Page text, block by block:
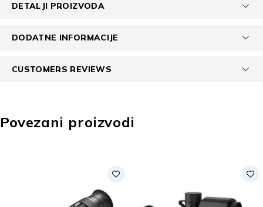
DETALJI PROIZVODA
DODATNE INFORMACIJE
CUSTOMERS REVIEWS
Povezani proizvodi